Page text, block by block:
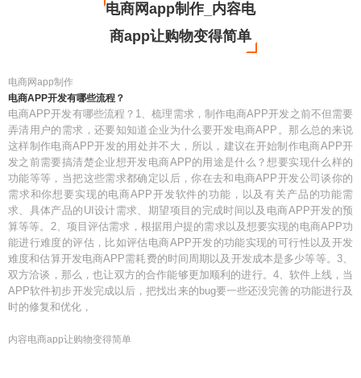
电商网app制作_内容电
商app让购物变得简单
电商网app制作
电商APP开发有哪些流程？
电商APP开发有哪些流程？1、梳理需求，制作电商APP开发之前不但需要
弄清用户的需求，还要知知道企业为什么要开发电商APP。那么总的来说
这样制作电商APP开发的用处并不大，所以，建议在开始制作电商APP开
发之前需要搞清楚企业想开发电商APP的用途是什么？想要实现什么样的
功能等等，当把这些需求都确定以后，你在去和电商APP开发公司谈你的
需求和你想要实现的电商APP开发软件的功能，以及有关产品的功能需
求、具体产品的UI设计需求、期望项目的完成时间以及电商APP开发的预
算等等。2、项目评估需求，根据用户提的需求以及想要实现的电商APP功
能进行难度的评估，比如评估电商APP开发的功能实现的可行性以及开发
难度和估算开发电商APP需耗费的时间周期以及开发成本是多少等等。3、
双方洽谈，那么，也让双方的合作能够更加顺利的进行。4、软件上线，当
APP软件初步开发完成以后，把找出来的bug要一些还没完善的功能进行及
时的修复和优化，
内容电商app让购物变得简单